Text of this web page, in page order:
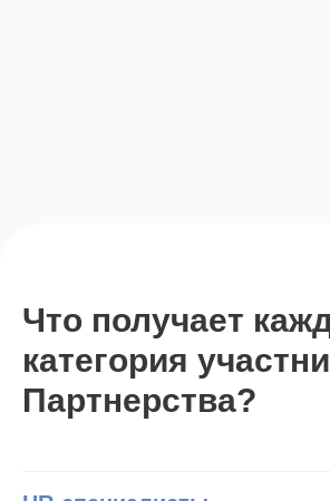
Что получает
категория
Партнерства?